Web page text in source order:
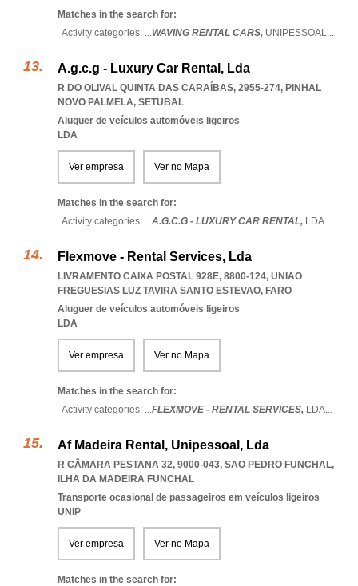
Matches in the search for:
Activity categories: ...WAVING RENTAL CARS, UNIPESSOAL...
A.g.c.g - Luxury Car Rental, Lda
R DO OLIVAL QUINTA DAS CARAÍBAS, 2955-274, PINHAL
NOVO PALMELA, SETUBAL
Aluguer de veículos automóveis ligeiros
LDA
Ver empresa Ver no Mapa
Matches in the search for:
Activity categories: ...A.G.C.G - LUXURY CAR RENTAL, LDA...
Flexmove - Rental Services, Lda
LIVRAMENTO CAIXA POSTAL 928E, 8800-124, UNIAO
FREGUESIAS LUZ TAVIRA SANTO ESTEVAO, FARO
Aluguer de veículos automóveis ligeiros
LDA
Ver empresa Ver no Mapa
Matches in the search for:
Activity categories: ...FLEXMOVE - RENTAL SERVICES, LDA...
Af Madeira Rental, Unipessoal, Lda
R CÂMARA PESTANA 32, 9000-043, SAO PEDRO FUNCHAL,
ILHA DA MADEIRA FUNCHAL
Transporte ocasional de passageiros em veículos ligeiros
UNIP
Ver empresa Ver no Mapa
Matches in the search for: